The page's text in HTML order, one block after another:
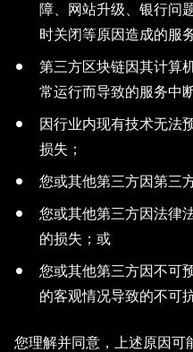
障、网站升级、银行问
时关闭等原因造成的服
第三方区块链因其计算
常运行而导致的服务中
因行业内现有技术无法
损失；
您或其他第三方因第三
您或其他第三方因法律
的损失；或
您或其他第三方因不可
的客观情况导致的不可
您理解并同意，上述原因可